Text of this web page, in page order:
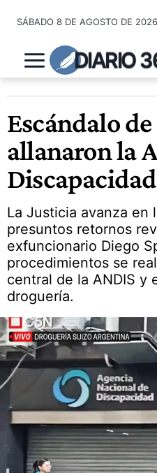
contenido
SÁBADO 8 DE AGOSTO DE 2026
DIARIO
Escándalo
allanaron la
Discapacidad
La Justicia avanza en
presuntos retornos
exfuncionario Diego
procedimientos se
central de la ANDIS y
droguería.